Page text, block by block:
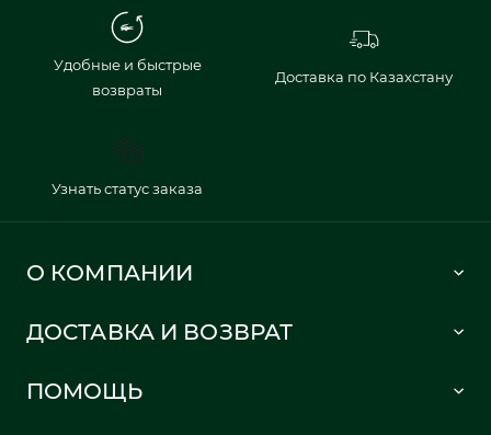
Удобные и быстрые
возвраты
Доставка по Казахстану
Узнать статус заказа
О КОМПАНИИ
Политика в отношении обработки персональных данных
ДОСТАВКА И ВОЗВРАТ
Информация о доставке
ПОМОЩЬ